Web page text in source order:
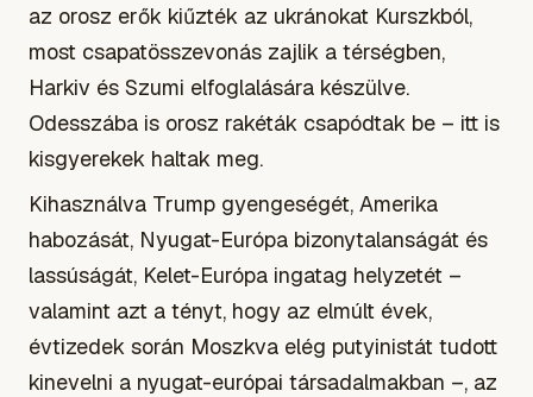
az orosz erők kiűzték az ukránokat Kurszkból,
most csapatösszevonás zajlik a térségben,
Harkiv és Szumi elfoglalására készülve.
Odesszába is orosz rakéták csapódtak be – itt is
kisgyerekek haltak meg.
Kihasználva Trump gyengeségét, Amerika
habozását, Nyugat-Európa bizonytalanságát és
lassúságát, Kelet-Európa ingatag helyzetét –
valamint azt a tényt, hogy az elmúlt évek,
évtizedek során Moszkva elég putyinistát tudott
kinevelni a nyugat-európai társadalmakban –, az